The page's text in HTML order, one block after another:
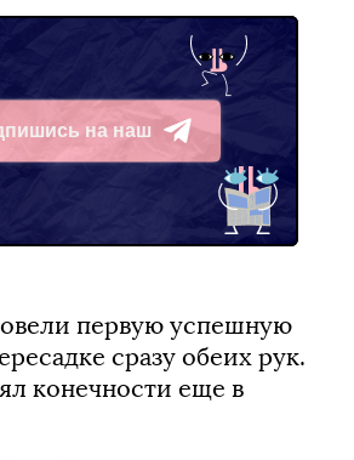
на наш
первую успешную
сразу обеих рук.
конечности еще в